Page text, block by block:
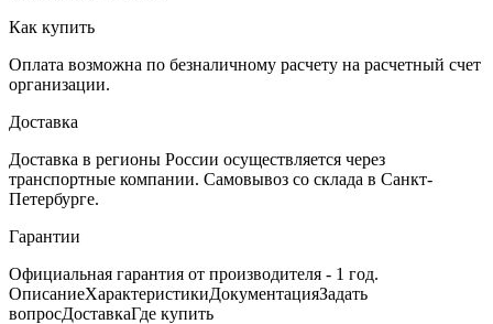
Как купить
Оплата возможна по безналичному расчету на расчетный счет
организации.
Доставка
Доставка в регионы России осуществляется через
транспортные компании. Самовывоз со склада в Санкт-
Петербурге.
Гарантии
Официальная гарантия от производителя - 1 год.
ОписаниеХарактеристикиДокументацияЗадать
вопросДоставкаГде купить